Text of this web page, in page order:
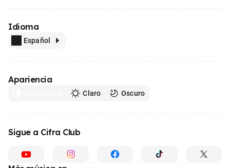
Idioma
Español
Apariencia
Claro Oscuro
Sigue a Cifra Club